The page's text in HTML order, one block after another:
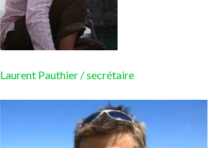
Laurent Pauthier / secrétaire